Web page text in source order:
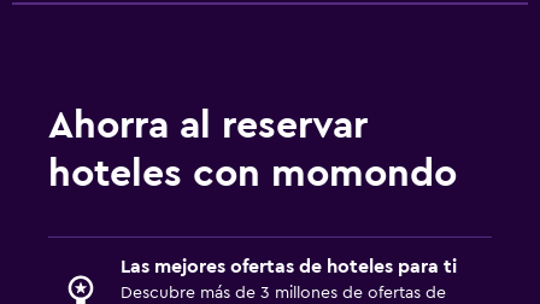
Ahorra al reservar
hoteles con momondo
Las mejores ofertas de hoteles para ti
Descubre más de 3 millones de ofertas de